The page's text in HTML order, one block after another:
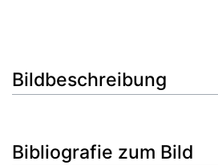
Bildbeschreibung
Bibliografie zum Bild